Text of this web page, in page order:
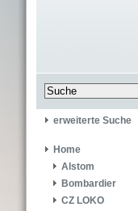
erweiterte Suche
Home
Alstom
Bombardier
CZ LOKO